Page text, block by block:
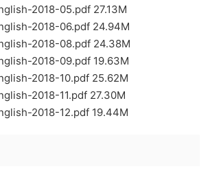
2018-05.pdf 27.13M
2018-06.pdf 24.94M
2018-08.pdf 24.38M
2018-09.pdf 19.63M
2018-10.pdf 25.62M
2018-11.pdf 27.30M
2018-12.pdf 19.44M